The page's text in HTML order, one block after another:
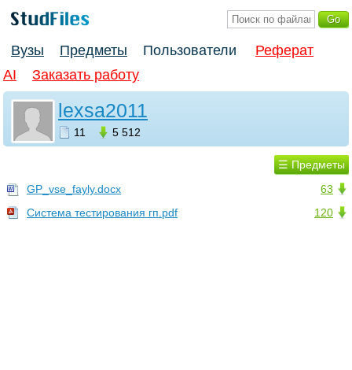
Вузы Предметы Пользователи
Реферат
AI
Заказать работу
lexsa2011
11 5 512
☰ Предметы
63
GP_vse_fayly.docx
120
Система тестирования гп.pdf